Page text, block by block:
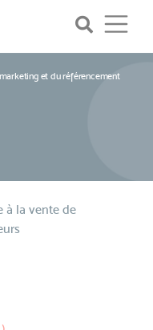
et du référencement
à la vente de